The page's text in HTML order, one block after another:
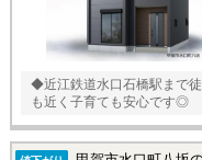
◆近江鉄道水口石橋駅まで
も近く子育ても安心です◎